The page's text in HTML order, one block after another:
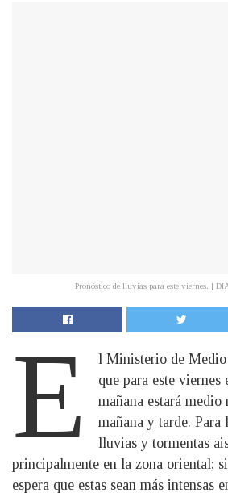
Pronóstico de lluvias para este viernes. |
E
l Ministerio de
que para este
mañana estará
mañana y tarde. Para
lluvias y tormentas
principalmente en la zona oriental;
espera que estas sean más intensas